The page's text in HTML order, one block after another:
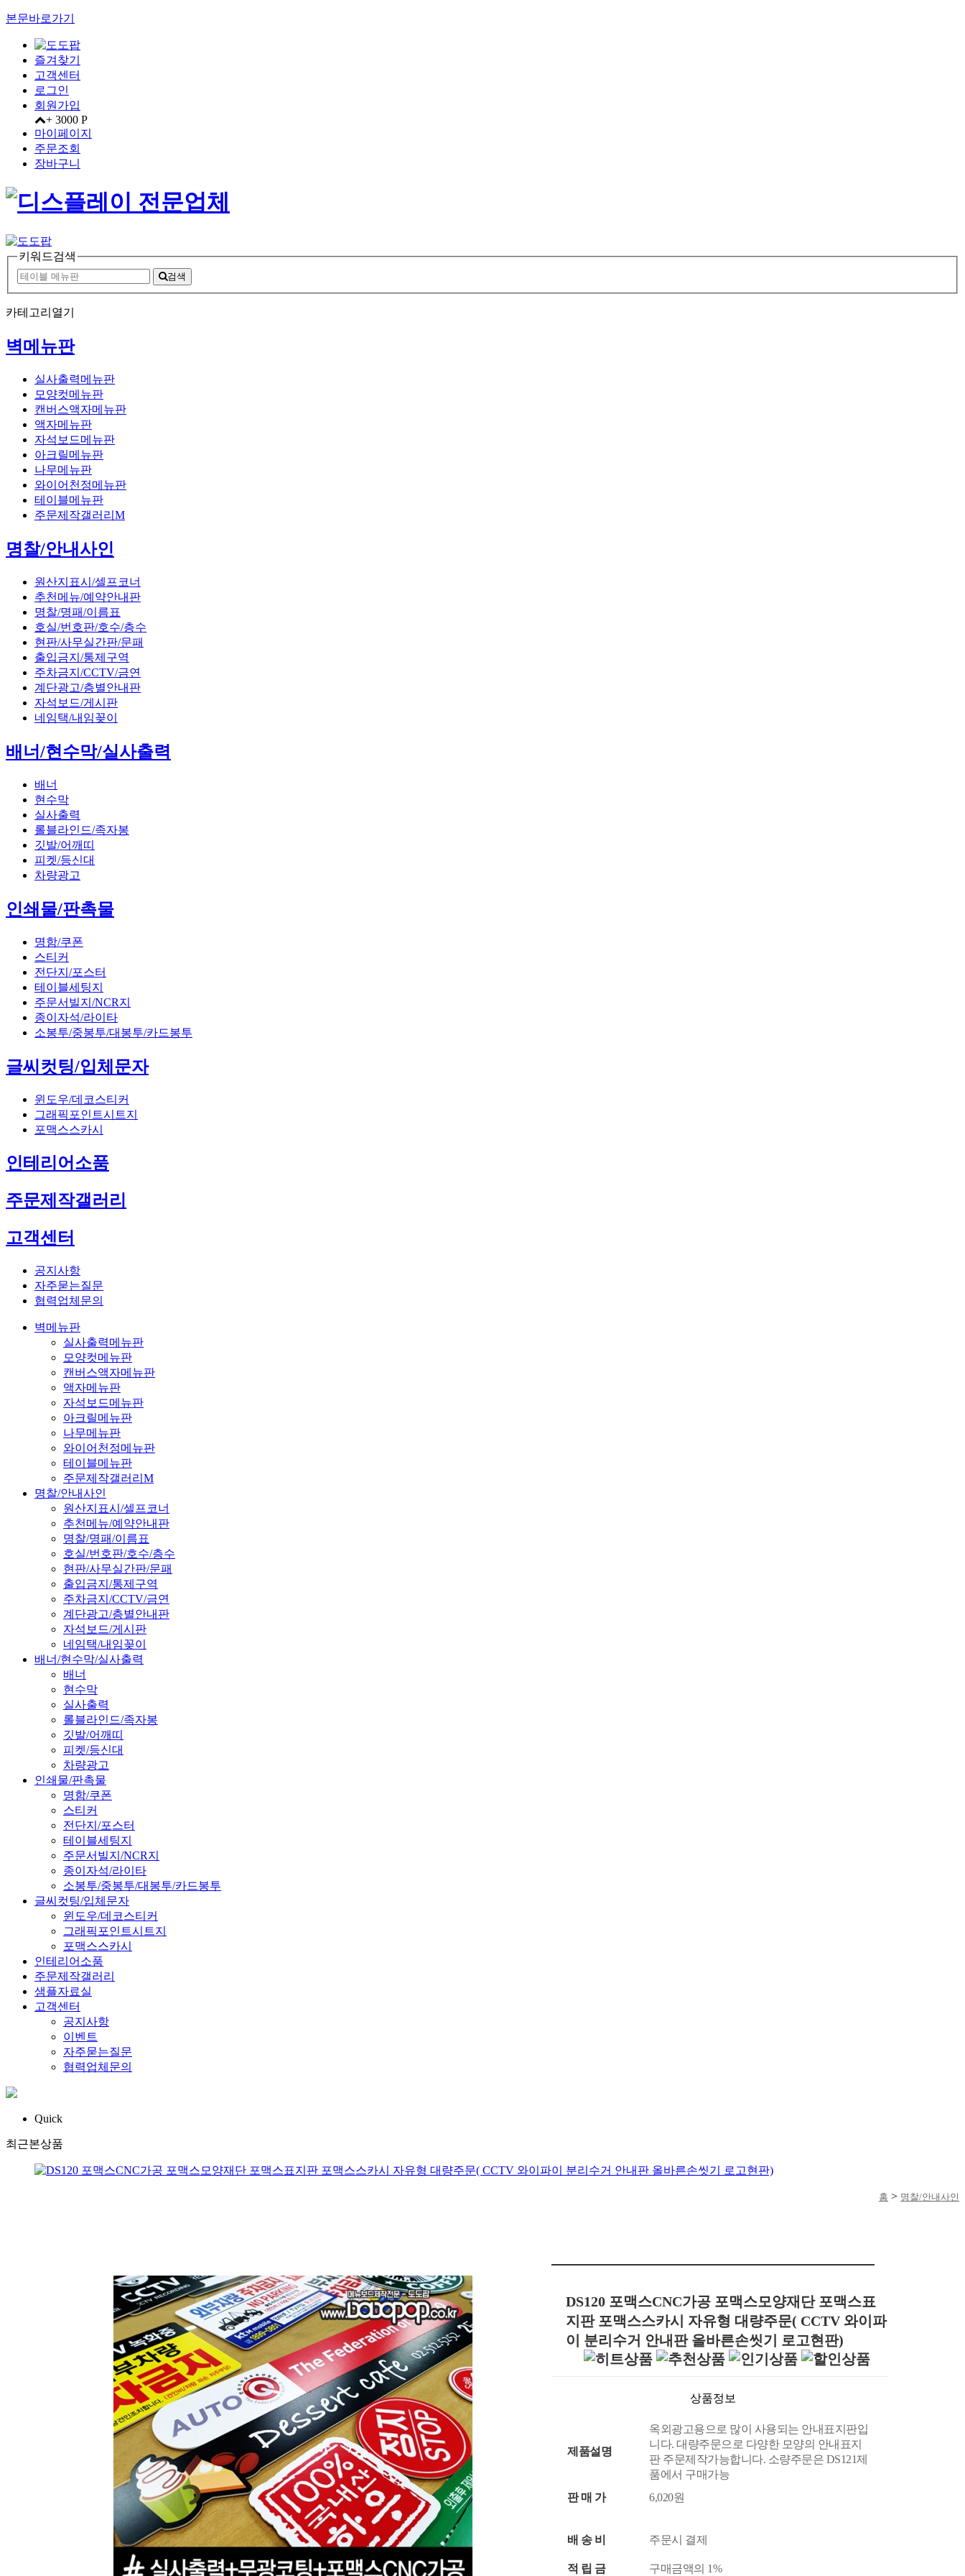
본문바로가기
즐겨찾기
고객센터
로그인
회원가입
+ 3000 P
마이페이지
주문조회
장바구니
키워드검색
검색
카테고리열기
벽메뉴판
실사출력메뉴판
모양컷메뉴판
캔버스액자메뉴판
액자메뉴판
자석보드메뉴판
아크릴메뉴판
나무메뉴판
와이어천정메뉴판
테이블메뉴판
주문제작갤러리M
명찰/안내사인
원산지표시/셀프코너
추천메뉴/예약안내판
명찰/명패/이름표
호실/번호판/호수/층수
현판/사무실간판/문패
출입금지/통제구역
주차금지/CCTV/금연
계단광고/층별안내판
자석보드/게시판
네임택/내임꽂이
배너/현수막/실사출력
배너
현수막
실사출력
롤블라인드/족자봉
깃발/어깨띠
피켓/등신대
차량광고
인쇄물/판촉물
명함/쿠폰
스티커
전단지/포스터
테이블세팅지
주문서빌지/NCR지
종이자석/라이타
소봉투/중봉투/대봉투/카드봉투
글씨컷팅/입체문자
윈도우/데코스티커
그래픽포인트시트지
포맥스스카시
인테리어소품
주문제작갤러리
고객센터
공지사항
자주묻는질문
협력업체문의
벽메뉴판
실사출력메뉴판
모양컷메뉴판
캔버스액자메뉴판
액자메뉴판
자석보드메뉴판
아크릴메뉴판
나무메뉴판
와이어천정메뉴판
테이블메뉴판
주문제작갤러리M
명찰/안내사인
원산지표시/셀프코너
추천메뉴/예약안내판
명찰/명패/이름표
호실/번호판/호수/층수
현판/사무실간판/문패
출입금지/통제구역
주차금지/CCTV/금연
계단광고/층별안내판
자석보드/게시판
네임택/내임꽂이
배너/현수막/실사출력
배너
현수막
실사출력
롤블라인드/족자봉
깃발/어깨띠
피켓/등신대
차량광고
인쇄물/판촉물
명함/쿠폰
스티커
전단지/포스터
테이블세팅지
주문서빌지/NCR지
종이자석/라이타
소봉투/중봉투/대봉투/카드봉투
글씨컷팅/입체문자
윈도우/데코스티커
그래픽포인트시트지
포맥스스카시
인테리어소품
주문제작갤러리
샘플자료실
고객센터
공지사항
이벤트
자주묻는질문
협력업체문의
Quick
최근본상품
홈 > 명찰/안내사인
DS120 포맥스CNC가공 포맥스모양재단 포맥스표
지판 포맥스스카시 자유형 대량주문( CCTV 와이파
이 분리수거 안내판 올바른손씻기 로고현판)
상품정보
제품설명
옥외광고용으로 많이 사용되는 안내표지판입
니다. 대량주문으로 다양한 모양의 안내표지
판 주문제작가능합니다. 소량주문은 DS121제
품에서 구매가능
판 매 가
6,020원
배 송 비 주문시 결제
적 립 금 구매금액의 1%